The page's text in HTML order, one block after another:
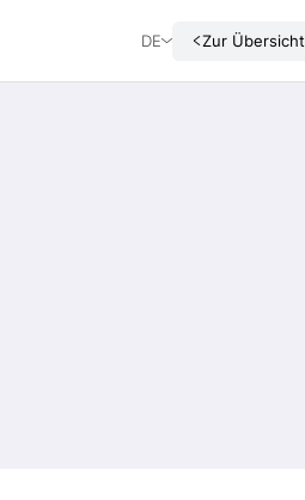
DE Zur Übersicht